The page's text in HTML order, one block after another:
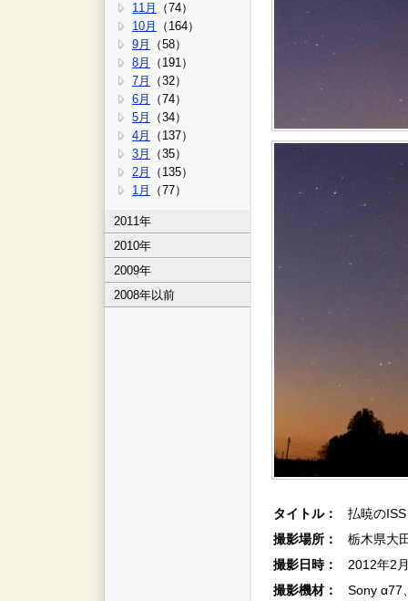
11月
（74）
10月
（164）
9月
（58）
8月
（191）
7月
（32）
6月
（74）
5月
（34）
4月
（137）
3月
（35）
2月
（135）
1月
（77）
2011年
2010年
2009年
2008年以前
タイトル：
払暁のISS
撮影場所：
栃木県大
撮影日時：
2012年2
撮影機材：
Sony α77